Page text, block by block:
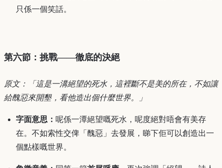
只係一個笑話。
第六節：挑戰——徹底的決絕
原文：「這是一溝絕望的死水，這裡斷不是美的所在，不如讓
給醜惡來開墾，看他造出個什麼世界。」
字面意思： 呢係一潭絕望嘅死水，呢度絕對唔會有美存
在。不如索性交俾「醜惡」去發展，睇下佢可以創造出一
個點樣嘅世界。